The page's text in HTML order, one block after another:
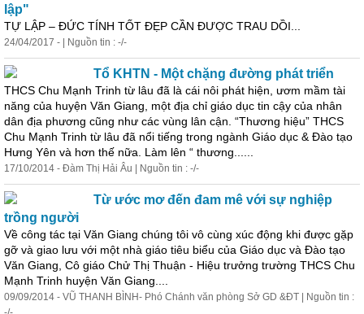
lập"
TỰ LẬP – ĐỨC TÍNH TỐT ĐẸP CẦN ĐƯỢC TRAU DỒI...
24/04/2017 - | Nguồn tin : -/-
Tổ KHTN - Một chặng đường phát triển
THCS Chu Mạnh Trinh từ lâu đã là cái nôi phát hiện, ươm mầm tài
năng của huyện Văn Giang, một địa chỉ giáo dục tin cậy của nhân
dân địa phương cũng như các vùng lân cận. “Thương hiệu” THCS
Chu Mạnh Trinh từ lâu đã nổi tiếng trong ngành Giáo dục & Đào tạo
Hưng Yên và hơn thế nữa. Làm lên “ thương......
17/10/2014 - Đàm Thị Hải Âu | Nguồn tin : -/-
Từ ước mơ đến đam mê với sự nghiệp
trồng người
Về công tác tại Văn Giang chúng tôi vô cùng xúc động khi được gặp
gỡ và giao lưu với một nhà giáo tiêu biểu của Giáo dục và Đào tạo
Văn Giang, Cô giáo Chử Thị Thuận - Hiệu trưởng trường THCS Chu
Mạnh Trinh huyện Văn Giang....
09/09/2014 - VŨ THANH BÌNH- Phó Chánh văn phòng Sở GD &ĐT | Nguồn tin :